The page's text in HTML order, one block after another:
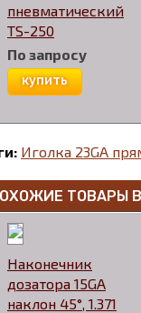
пневматический
TS-250
По запросу
купить
Иголка 23GA
ТОВАРЫ
Наконечник
дозатора 15GA
наклон 45°, 1.371